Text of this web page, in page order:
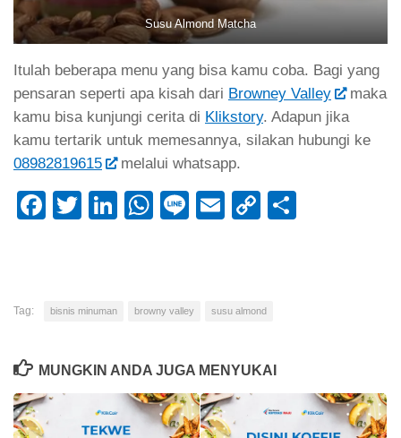
Susu Almond Matcha
Itulah beberapa menu yang bisa kamu coba. Bagi yang
pensaran seperti apa kisah dari Browney Valley
maka
kamu bisa kunjungi cerita di Klikstory. Adapun jika
kamu tertarik untuk memesannya, silakan hubungi ke
08982819615
melalui whatsapp.
Facebook
TwitterLinkedIn
WhatsApp
LineEmailCopy
Tag: bisnis minuman browny valley susu almond
MUNGKIN ANDA JUGA MENYUKAI